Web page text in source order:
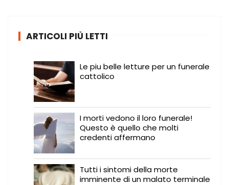
ARTICOLI PIÙ LETTI
Le piu belle letture per un funerale
cattolico
I morti vedono il loro funerale!
Questo è quello che molti
credenti affermano
Tutti i sintomi della morte
imminente di un malato terminale